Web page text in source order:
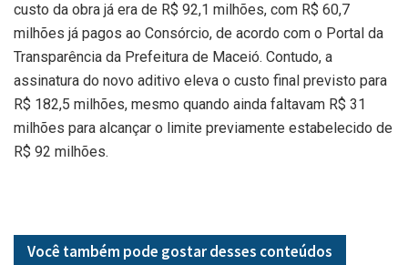
custo da obra já era de R$ 92,1 milhões, com R$ 60,7
milhões já pagos ao Consórcio, de acordo com o Portal da
Transparência da Prefeitura de Maceió. Contudo, a
assinatura do novo aditivo eleva o custo final previsto para
R$ 182,5 milhões, mesmo quando ainda faltavam R$ 31
milhões para alcançar o limite previamente estabelecido de
R$ 92 milhões.
Você também pode gostar desses conteúdos